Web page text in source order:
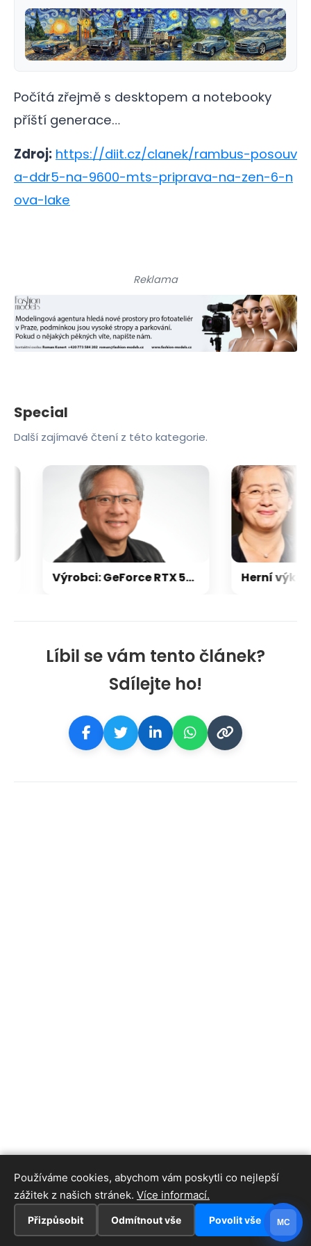
Počítá zřejmě s desktopem a notebooky
příští generace…
Zdroj: https://diit.cz/clanek/rambus-posouv
a-ddr5-na-9600-mts-priprava-na-zen-6-n
ova-lake
Líbil se vám tento článek?
Sdílejte ho!
Reklama
Special
Další zajímavé čtení z této kategorie.
Výrobci: GeForce RTX 5000 zdraží o 20-30 %, zastavili jsme dodávky levných karet
Používáme cookies, abychom vám poskytli co nejlepší
zážitek z našich stránek. Více informací.
Přizpůsobit Odmítnout vše Povolit vše MC